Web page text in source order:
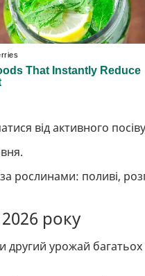
від активного
рослинами: поливі,
року
урожай